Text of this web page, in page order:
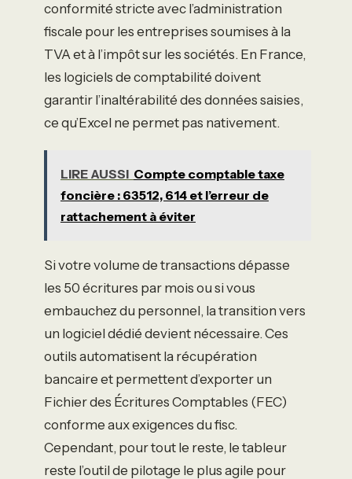
conformité stricte avec l’administration
fiscale pour les entreprises soumises à la
TVA et à l’impôt sur les sociétés. En France,
les logiciels de comptabilité doivent
garantir l’inaltérabilité des données saisies,
ce qu’Excel ne permet pas nativement.
LIRE AUSSI Compte comptable taxe
foncière : 63512, 614 et l’erreur de
rattachement à éviter
Si votre volume de transactions dépasse
les 50 écritures par mois ou si vous
embauchez du personnel, la transition vers
un logiciel dédié devient nécessaire. Ces
outils automatisent la récupération
bancaire et permettent d’exporter un
Fichier des Écritures Comptables (FEC)
conforme aux exigences du fisc.
Cependant, pour tout le reste, le tableur
reste l’outil de pilotage le plus agile pour